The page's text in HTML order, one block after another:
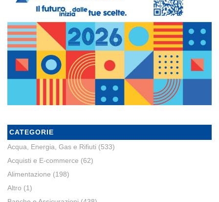
CATEGORIE
Acqua, Energia, Gas e Rifiuti (533)
Acquisti e E-commerce (62)
Alimentazione (198)
Altro (1)